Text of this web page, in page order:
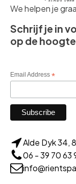
We helpen je
Schrijf je in
op de
Email Address *
Alde Dyk 34,
06 - 39 70 63